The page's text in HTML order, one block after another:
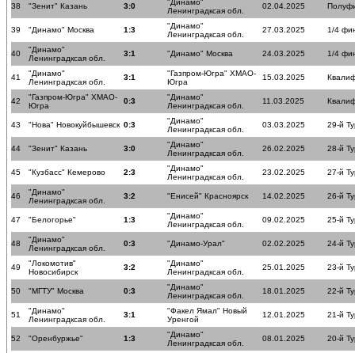
38 "Зенит" Казань 3:0
"Динамо"
Ленинградксая обл.
02.04.2025
39 "Динамо" Москва 1:3
"Динамо"
Ленинградксая обл.
27.03.2025 1/4
40
"Динамо"
Ленинградксая обл.
3:1 "Динамо" Москва 24.03.2025 1/4
41
"Динамо"
Ленинградксая обл.
3:1
"Газпром-Югра" ХМАО-
Югра
15.03.2025
42
"Газпром-Югра" ХМАО-
Югра
0:3
"Динамо"
Ленинградксая обл.
11.03.2025
43 "Нова" Новокуйбышевск 0:3
"Динамо"
Ленинградксая обл.
03.03.2025 29-й
44 "Зенит" Казань 3:0
"Динамо"
Ленинградксая обл.
26.02.2025 28-й
45 "Кузбасс" Кемерово 2:3
"Динамо"
Ленинградксая обл.
23.02.2025 27-й
46
"Динамо"
Ленинградксая обл.
3:2 "Енисей" Красноярск 14.02.2025 26-й
47 "Белогорье" 1:3
"Динамо"
Ленинградксая обл.
09.02.2025 25-й
48
"Динамо"
Ленинградксая обл.
0:3 "Динамо-Урал" 02.02.2025 24-й
49
"Локомотив"
Новосибирск
3:2
"Динамо"
Ленинградксая обл.
25.01.2025 23-й
50 "МГТУ" Москва 0:3
"Динамо"
Ленинградксая обл.
18.01.2025 22-й
51
"Динамо"
Ленинградксая обл.
3:1
"Факел Ямал" Новый
Уренгой
12.01.2025 21-й
52 "Оренбуржье" 1:3
"Динамо"
Ленинградксая обл.
08.01.2025 20-й